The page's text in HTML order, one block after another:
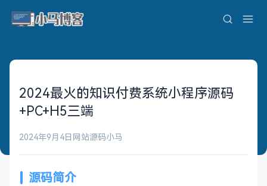
2024最火的知识付费系统小程序源码
+PC+H5三端
2024年9月4日 网站源码小马
源码简介